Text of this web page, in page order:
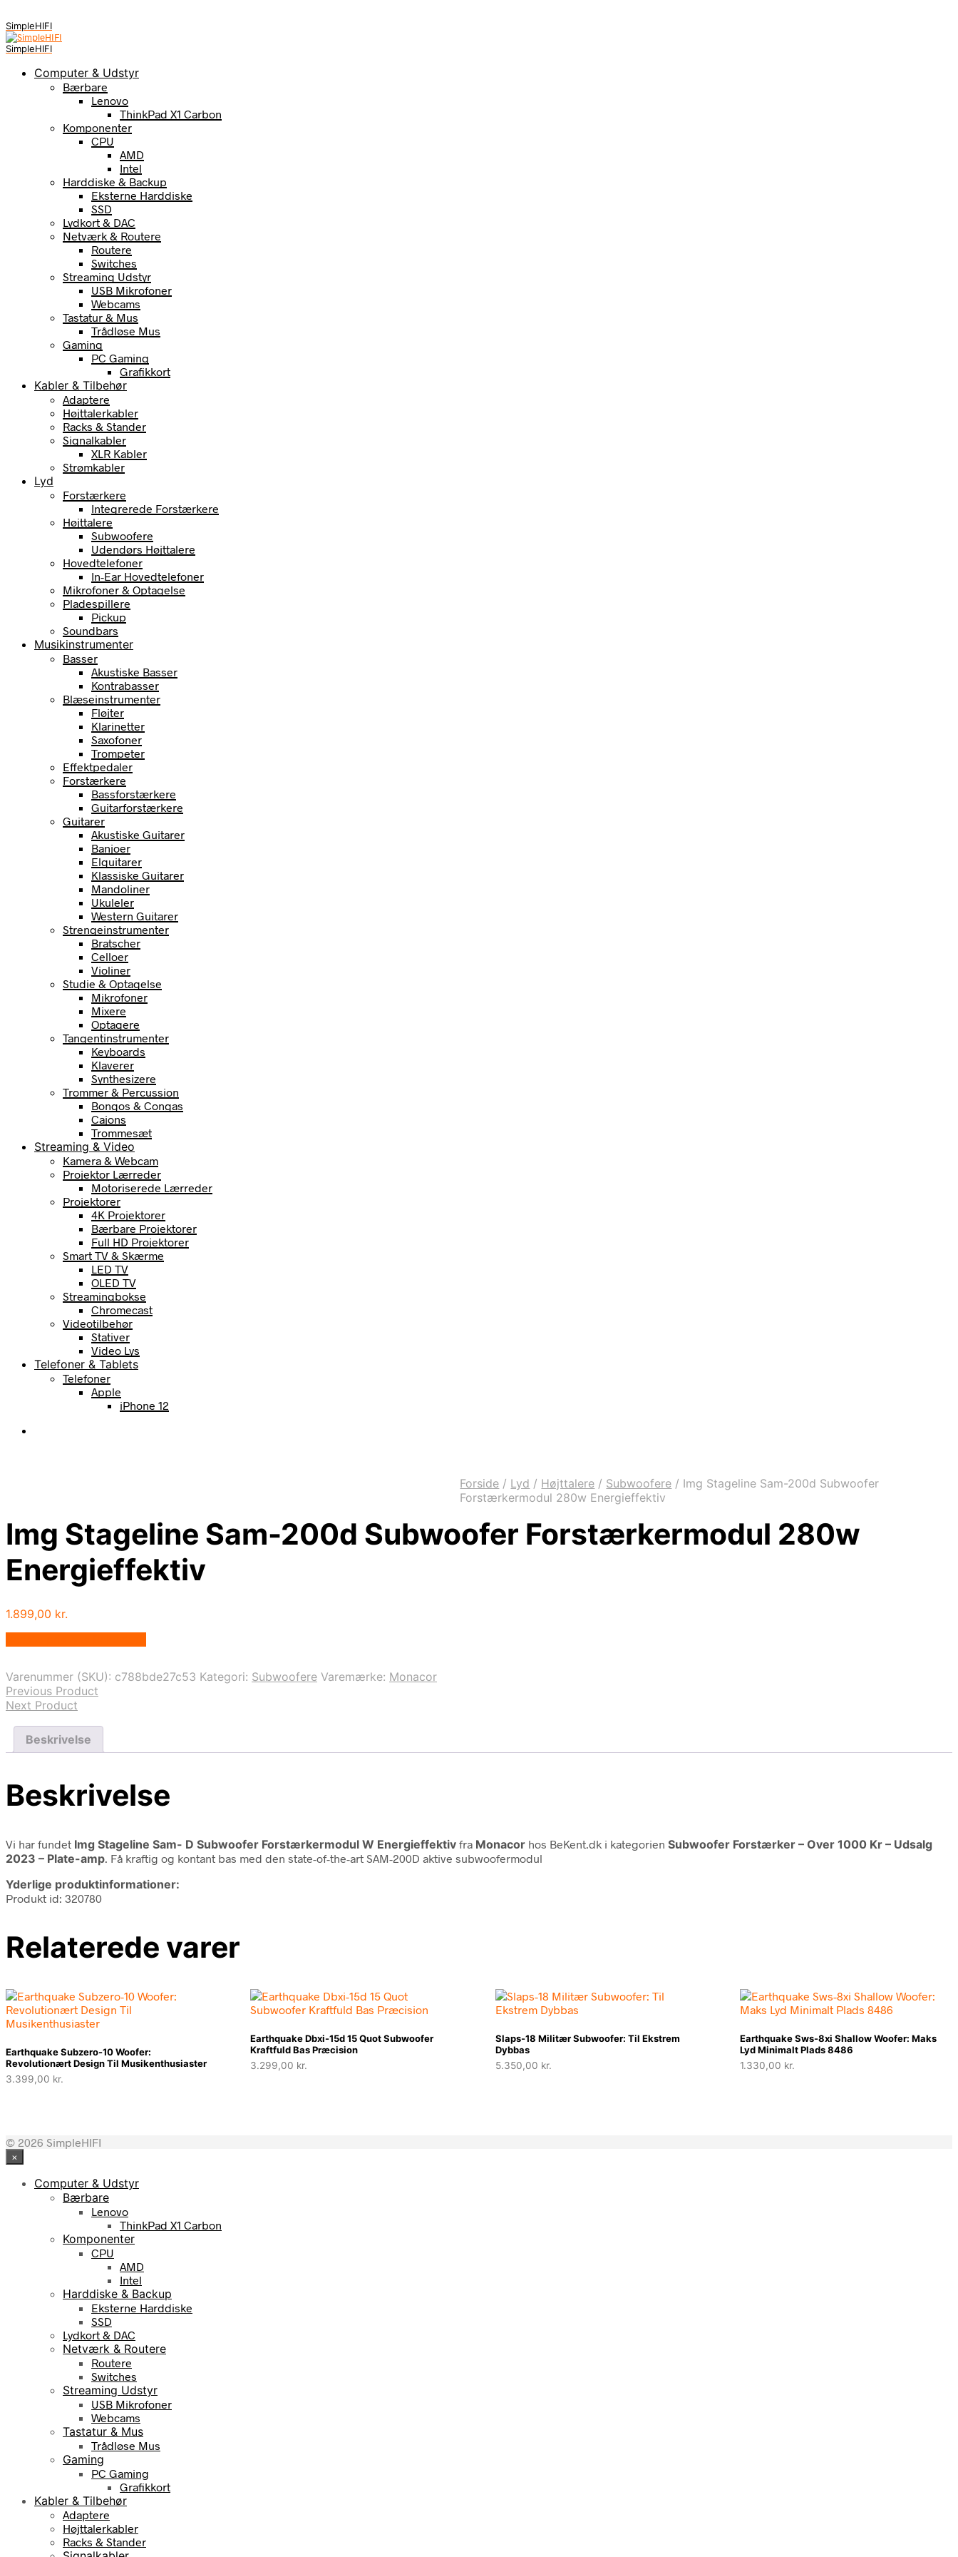
SimpleHIFI
SimpleHIFI
Computer & Udstyr
Bærbare
Lenovo
ThinkPad X1 Carbon
Komponenter
CPU
AMD
Intel
Harddiske & Backup
Eksterne Harddiske
SSD
Lydkort & DAC
Netværk & Routere
Routere
Switches
Streaming Udstyr
USB Mikrofoner
Webcams
Tastatur & Mus
Trådløse Mus
Gaming
PC Gaming
Grafikkort
Kabler & Tilbehør
Adaptere
Højttalerkabler
Racks & Stander
Signalkabler
XLR Kabler
Strømkabler
Lyd
Forstærkere
Integrerede Forstærkere
Højttalere
Subwoofere
Udendørs Højttalere
Hovedtelefoner
In-Ear Hovedtelefoner
Mikrofoner & Optagelse
Pladespillere
Pickup
Soundbars
Musikinstrumenter
Basser
Akustiske Basser
Kontrabasser
Blæseinstrumenter
Fløjter
Klarinetter
Saxofoner
Trompeter
Effektpedaler
Forstærkere
Bassforstærkere
Guitarforstærkere
Guitarer
Akustiske Guitarer
Banjoer
Elguitarer
Klassiske Guitarer
Mandoliner
Ukuleler
Western Guitarer
Strengeinstrumenter
Bratscher
Celloer
Violiner
Studie & Optagelse
Mikrofoner
Mixere
Optagere
Tangentinstrumenter
Keyboards
Klaverer
Synthesizere
Trommer & Percussion
Bongos & Congas
Cajons
Trommesæt
Streaming & Video
Kamera & Webcam
Projektor Lærreder
Motoriserede Lærreder
Projektorer
4K Projektorer
Bærbare Projektorer
Full HD Projektorer
Smart TV & Skærme
LED TV
OLED TV
Streamingbokse
Chromecast
Videotilbehør
Stativer
Video Lys
Telefoner & Tablets
Telefoner
Apple
iPhone 12
Forside / Lyd / Højttalere / Subwoofere / Img Stageline Sam-200d Subwoofer
Forstærkermodul 280w Energieffektiv
Img Stageline Sam-200d Subwoofer Forstærkermodul 280w
Energieffektiv
1.899,00 kr.
Varenummer (SKU): c788bde27c53 Kategori: Subwoofere Varemærke: Monacor
Previous Product
Next Product
Beskrivelse
Beskrivelse
Vi har fundet Img Stageline Sam- D Subwoofer Forstærkermodul W Energieffektiv fra Monacor hos BeKent.dk i kategorien Subwoofer Forstærker – Over 1000 Kr – Udsalg
2023 – Plate-amp. Få kraftig og kontant bas med den state-of-the-art SAM-200D aktive subwoofermodul
Yderlige produktinformationer:
Produkt id: 320780
Relaterede varer
Earthquake Subzero-10 Woofer:
Revolutionært Design Til Musikenthusiaster
3.399,00 kr.
Earthquake Dbxi-15d 15 Quot Subwoofer
Kraftfuld Bas Præcision
3.299,00 kr.
Slaps-18 Militær Subwoofer: Til Ekstrem
Dybbas
5.350,00 kr.
Earthquake Sws-8xi Shallow Woofer: Maks
Lyd Minimalt Plads 8486
1.330,00 kr.
© 2026 SimpleHIFI
×
Computer & Udstyr
Bærbare
Lenovo
ThinkPad X1 Carbon
Komponenter
CPU
AMD
Intel
Harddiske & Backup
Eksterne Harddiske
SSD
Lydkort & DAC
Netværk & Routere
Routere
Switches
Streaming Udstyr
USB Mikrofoner
Webcams
Tastatur & Mus
Trådløse Mus
Gaming
PC Gaming
Grafikkort
Kabler & Tilbehør
Adaptere
Højttalerkabler
Racks & Stander